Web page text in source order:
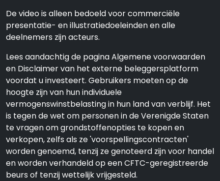
De video is alleen bedoeld voor commerciële
presentatie- en illustratiedoeleinden en alle
deelnemers zijn acteurs.
Lees aandachtig de pagina Algemene voorwaarden
en Disclaimer van het externe beleggersplatform
voordat u investeert. Gebruikers moeten op de
hoogte zijn van hun individuele
vermogenswinstbelasting in hun land van verblijf. Het
is tegen de wet om personen in de Verenigde Staten
te vragen om grondstoffenopties te kopen en
verkopen, zelfs als ze 'voorspellingscontracten'
worden genoemd, tenzij ze genoteerd zijn voor handel
en worden verhandeld op een CFTC-geregistreerde
beurs of tenzij wettelijk vrijgesteld.